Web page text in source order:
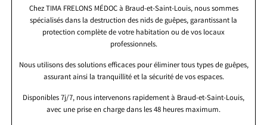
Chez TIMA FRELONS MÉDOC à Braud-et-Saint-Louis, nous sommes
spécialisés dans la destruction des nids de guêpes, garantissant la
protection complète de votre habitation ou de vos locaux
professionnels.
Nous utilisons des solutions efficaces pour éliminer tous types de guêpes,
assurant ainsi la tranquillité et la sécurité de vos espaces.
Disponibles 7j/7, nous intervenons rapidement à Braud-et-Saint-Louis,
avec une prise en charge dans les 48 heures maximum.